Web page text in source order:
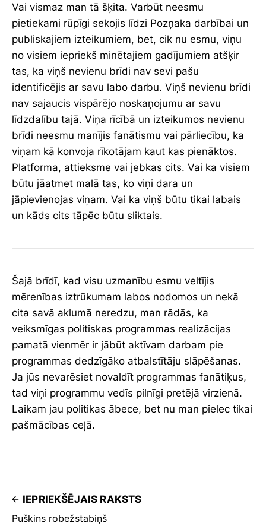
Vai vismaz man tā šķita. Varbūt neesmu
pietiekami rūpīgi sekojis līdzi Pozņaka darbībai un
publiskajiem izteikumiem, bet, cik nu esmu, viņu
no visiem iepriekš minētajiem gadījumiem atšķir
tas, ka viņš nevienu brīdi nav sevi pašu
identificējis ar savu labo darbu. Viņš nevienu brīdi
nav sajaucis vispārējo noskaņojumu ar savu
līdzdalību tajā. Viņa rīcībā un izteikumos nevienu
brīdi neesmu manījis fanātismu vai pārliecību, ka
viņam kā konvoja rīkotājam kaut kas pienāktos.
Platforma, attieksme vai jebkas cits. Vai ka visiem
būtu jāatmet malā tas, ko viņi dara un
jāpievienojas viņam. Vai ka viņš būtu tikai labais
un kāds cits tāpēc būtu sliktais.
Šajā brīdī, kad visu uzmanību esmu veltījis
mērenības iztrūkumam labos nodomos un nekā
cita savā aklumā neredzu, man rādās, ka
veiksmīgas politiskas programmas realizācijas
pamatā vienmēr ir jābūt aktīvam darbam pie
programmas dedzīgāko atbalstītāju slāpēšanas.
Ja jūs nevarēsiet novaldīt programmas fanātiķus,
tad viņi programmu vedīs pilnīgi pretējā virzienā.
Laikam jau politikas ābece, bet nu man pielec tikai
pašmācības ceļā.
IEPRIEKŠĒJAIS RAKSTS
Puškins robežstabiņš